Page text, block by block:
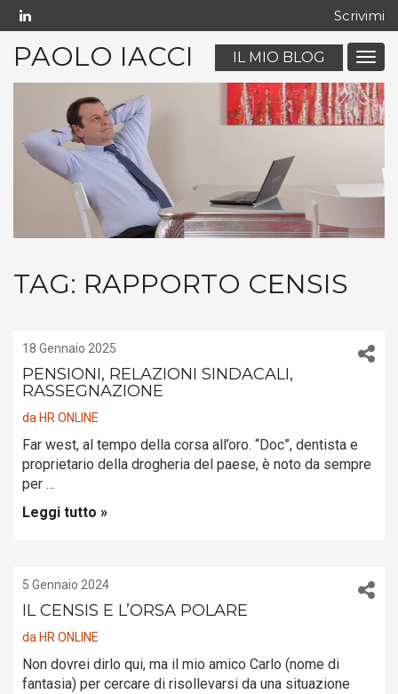
Scrivimi
Menu
PAOLO IACCI IL MIO BLOG
TAG: RAPPORTO CENSIS
18 Gennaio 2025
PENSIONI, RELAZIONI SINDACALI,
RASSEGNAZIONE
da HR ONLINE
Far west, al tempo della corsa all’oro. “Doc”, dentista e
proprietario della drogheria del paese, è noto da sempre
per …
Leggi tutto »
5 Gennaio 2024
IL CENSIS E L’ORSA POLARE
da HR ONLINE
Non dovrei dirlo qui, ma il mio amico Carlo (nome di
fantasia) per cercare di risollevarsi da una situazione